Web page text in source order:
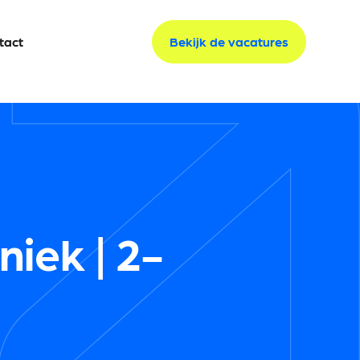
Bekijk de vacatures
Bekijk de vacatures
| 2-